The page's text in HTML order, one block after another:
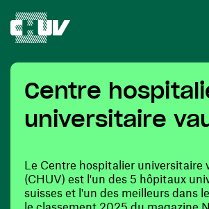
Aller au contenu principal
Centre
universitaire
Le Centre hospitalier universitaire
(CHUV) est l'un des 5 hôpitaux
suisses et l'un des meilleurs dans
le classement 2025 du magazine